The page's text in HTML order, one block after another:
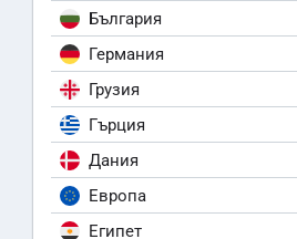
България
Германия
Грузия
Гърция
Дания
Европа
Египет